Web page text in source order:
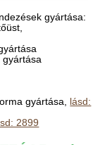
gyártása:
gyártása, lásd:
2899